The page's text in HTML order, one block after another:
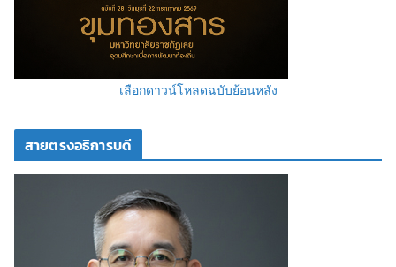
เลือกดาวน์โหลดฉบับย้อนหลัง
สายตรงอธิการบดี